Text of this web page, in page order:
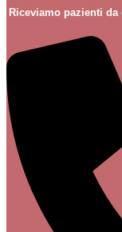
Riceviamo pazienti